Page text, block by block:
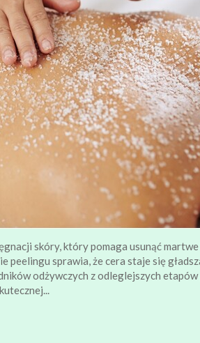
skóry, który pomaga usunąć
sprawia, że cera staje się
odżywczych z odleglejszych